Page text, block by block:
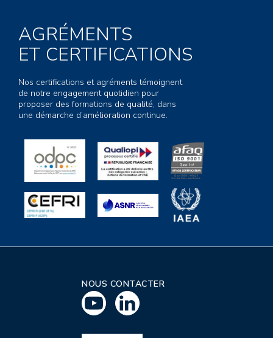
AGRÉMENTS
ET CERTIFICATIONS
Nos certifications et agréments témoignent
de notre engagement quotidien pour
proposer des formations de qualité, dans
une démarche d’amélioration continue.
NOUS CONTACTER